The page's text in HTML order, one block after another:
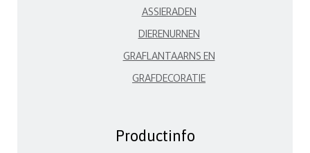
ASSIERADEN
DIERENURNEN
GRAFLANTAARNS EN
GRAFDECORATIE
Productinfo